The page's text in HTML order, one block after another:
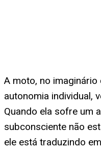
A moto, no
autonomia individual,
Quando ela sofre um
subconsciente não
ele está traduzindo